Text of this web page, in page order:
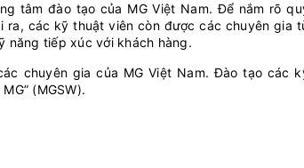
tâm đào tạo của MG Việt Nam. Để nắm rõ
ra, các kỹ thuật viên còn được các chuyên gia
năng tiếp xúc với khách hàng.
chuyên gia của MG Việt Nam. Đào tạo các
(MGSW).